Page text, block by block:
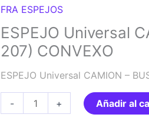
FRA ESPEJOS
ESPEJO Universal
207) CONVEXO
ESPEJO Universal CAMION –
-
ESPEJO
Universal
+ Añadir al